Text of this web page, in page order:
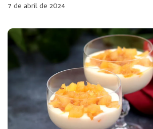
7 de abril de 2024